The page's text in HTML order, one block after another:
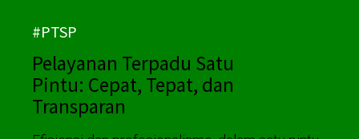
#PTSP
Pelayanan Terpadu Satu
Pintu: Cepat, Tepat, dan
Transparan